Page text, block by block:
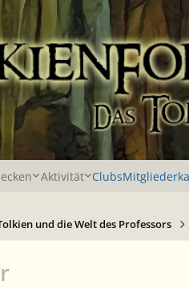
Aktivität Clubs
und die Welt des Professors